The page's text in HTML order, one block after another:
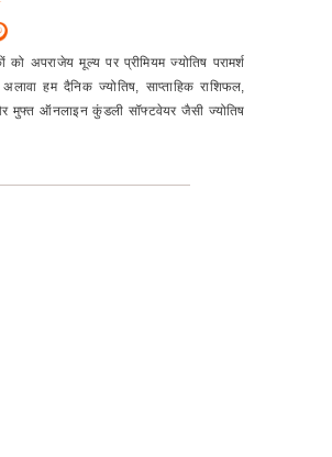
25 July 2023
05 July 2023
30 June 2023
29 June 2023
को अपराजेय मूल्य पर प्रीमियम ज्योतिष परामर्श
हम दैनिक ज्योतिष, साप्ताहिक राशिफल,
मुफ्त ऑनलाइन कुंडली सॉफ्टवेयर जैसी ज्योतिष